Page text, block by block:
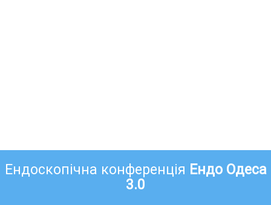
Ендоскопічна конференція Ендо Одеса
3.0